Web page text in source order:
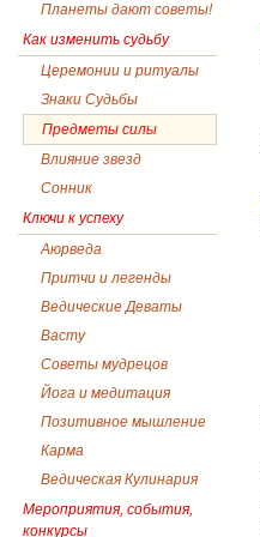
Планеты дают советы!
Как изменить судьбу
Церемонии и ритуалы
Знаки Судьбы
Предметы силы
Влияние звезд
Сонник
Ключи к успеху
Аюрведа
Притчи и легенды
Ведические Деваты
Васту
Советы мудрецов
Йога и медитация
Позитивное мышление
Карма
Ведическая Кулинария
Мероприятия, события,
конкурсы